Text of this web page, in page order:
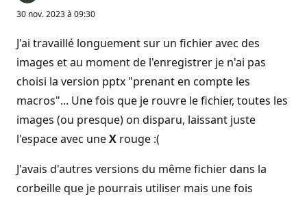
30 nov. 2023 à 09:30
J'ai travaillé longuement sur un fichier avec des
images et au moment de l'enregistrer je n'ai pas
choisi la version pptx "prenant en compte les
macros"... Une fois que je rouvre le fichier, toutes les
images (ou presque) on disparu, laissant juste
l'espace avec uneX rouge :(
J'avais d'autres versions du même fichier dans la
corbeille que je pourrais utiliser mais une fois